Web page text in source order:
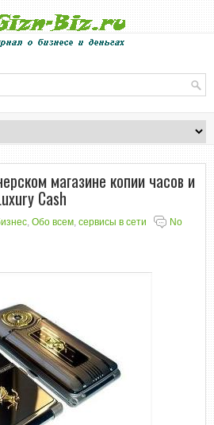
магазине копии часов и
Cash
, Обо всем, сервисы в сети
No